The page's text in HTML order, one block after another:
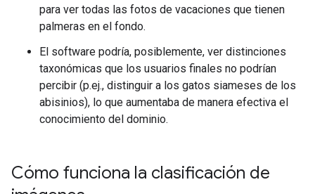
para ver todas las fotos de vacaciones que tienen
palmeras en el fondo.
El software podría, posiblemente, ver distinciones
taxonómicas que los usuarios finales no podrían
percibir (p.ej., distinguir a los gatos siameses de los
abisinios), lo que aumentaba de manera efectiva el
conocimiento del dominio.
Cómo funciona la clasificación de